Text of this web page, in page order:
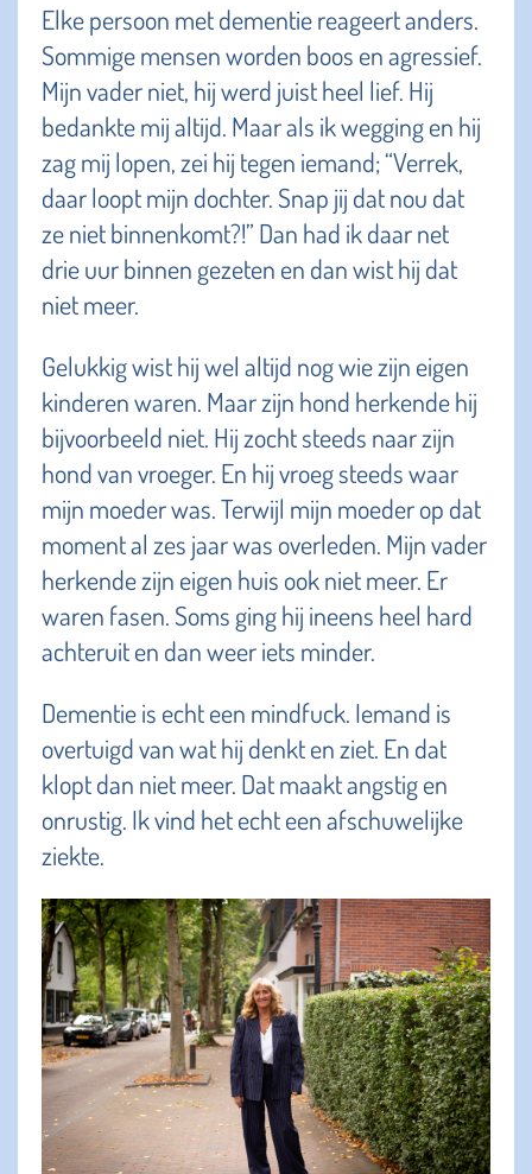
Elke persoon met dementie reageert anders.
Sommige mensen worden boos en agressief.
Mijn vader niet, hij werd juist heel lief. Hij
bedankte mij altijd. Maar als ik wegging en hij
zag mij lopen, zei hij tegen iemand; “Verrek,
daar loopt mijn dochter. Snap jij dat nou dat
ze niet binnenkomt?!” Dan had ik daar net
drie uur binnen gezeten en dan wist hij dat
niet meer.
Gelukkig wist hij wel altijd nog wie zijn eigen
kinderen waren. Maar zijn hond herkende hij
bijvoorbeeld niet. Hij zocht steeds naar zijn
hond van vroeger. En hij vroeg steeds waar
mijn moeder was. Terwijl mijn moeder op dat
moment al zes jaar was overleden. Mijn vader
herkende zijn eigen huis ook niet meer. Er
waren fasen. Soms ging hij ineens heel hard
achteruit en dan weer iets minder.
Dementie is echt een mindfuck. Iemand is
overtuigd van wat hij denkt en ziet. En dat
klopt dan niet meer. Dat maakt angstig en
onrustig. Ik vind het echt een afschuwelijke
ziekte.